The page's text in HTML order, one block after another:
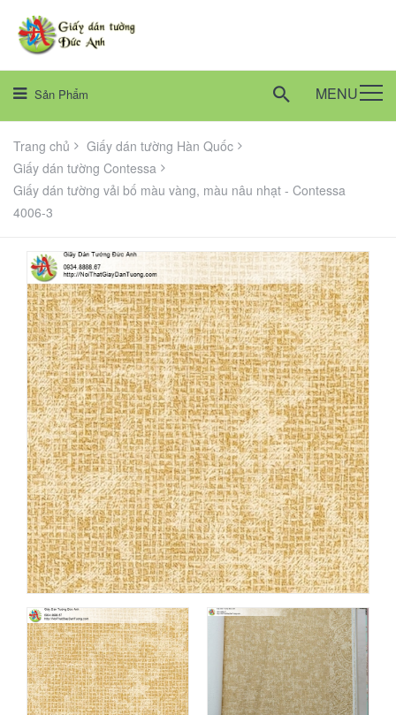
Sản Phẩm MENU
Trang chủ
Giấy dán tường Hàn Quốc
Giấy dán tường Contessa
Giấy dán tường vải bố màu vàng, màu nâu nhạt - Contessa
4006-3